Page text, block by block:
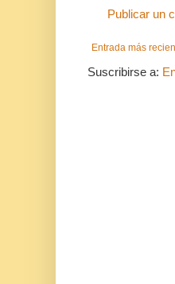
Publicar un
Entrada más
Suscribirse a: